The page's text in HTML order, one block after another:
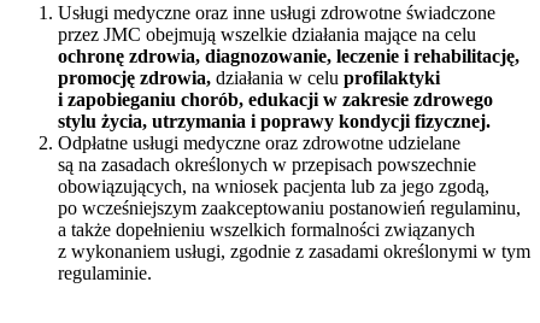
Usługi medyczne oraz inne usługi zdrowotne świadczone
przez JMC obejmują wszelkie działania mające na celu
ochronę zdrowia, diagnozowanie, leczenie i rehabilitację,
promocję zdrowia, działania w celu profilaktyki
i zapobieganiu chorób, edukacji w zakresie zdrowego
stylu życia, utrzymania i poprawy kondycji fizycznej.
Odpłatne usługi medyczne oraz zdrowotne udzielane
są na zasadach określonych w przepisach powszechnie
obowiązujących, na wniosek pacjenta lub za jego zgodą,
po wcześniejszym zaakceptowaniu postanowień regulaminu,
a także dopełnieniu wszelkich formalności związanych
z wykonaniem usługi, zgodnie z zasadami określonymi w tym
regulaminie.